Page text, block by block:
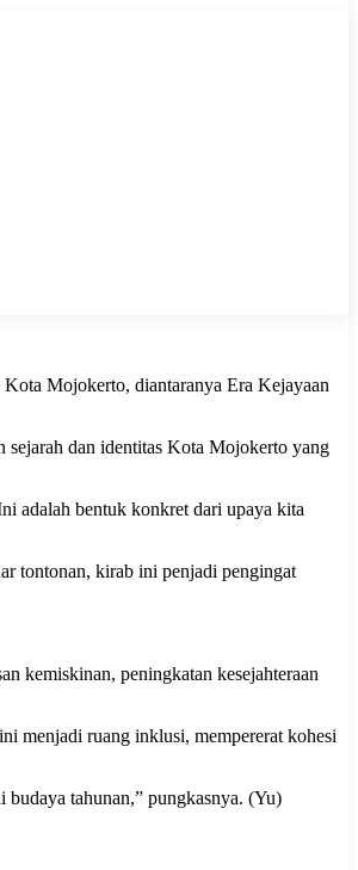
Kota Mojokerto, diantaranya Era Kejayaan
dan identitas Kota Mojokerto yang
adalah bentuk konkret dari upaya kita
tontonan, kirab ini penjadi pengingat
kemiskinan, peningkatan kesejahteraan
menjadi ruang inklusi, mempererat kohesi
tahunan,” pungkasnya. (Yu)